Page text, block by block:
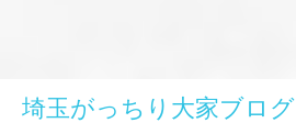
埼玉がっちり大家ブログ